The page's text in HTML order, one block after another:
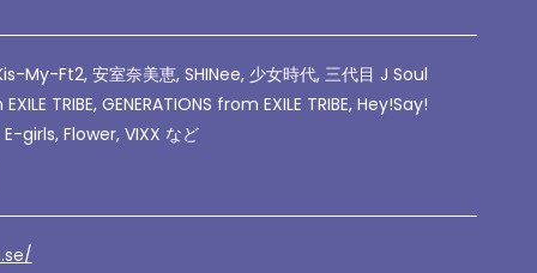
My-Ft2, 安室奈美恵, SHINee, 少女時代, 三代目 J Soul
TRIBE, GENERATIONS from EXILE TRIBE, Hey!Say!
girls, Flower, VIXX など